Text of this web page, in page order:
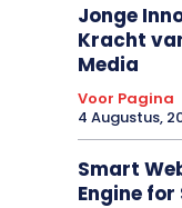
Jonge
Kracht
Media
Voor Pagina
4 Augustus,
Smart
Engine